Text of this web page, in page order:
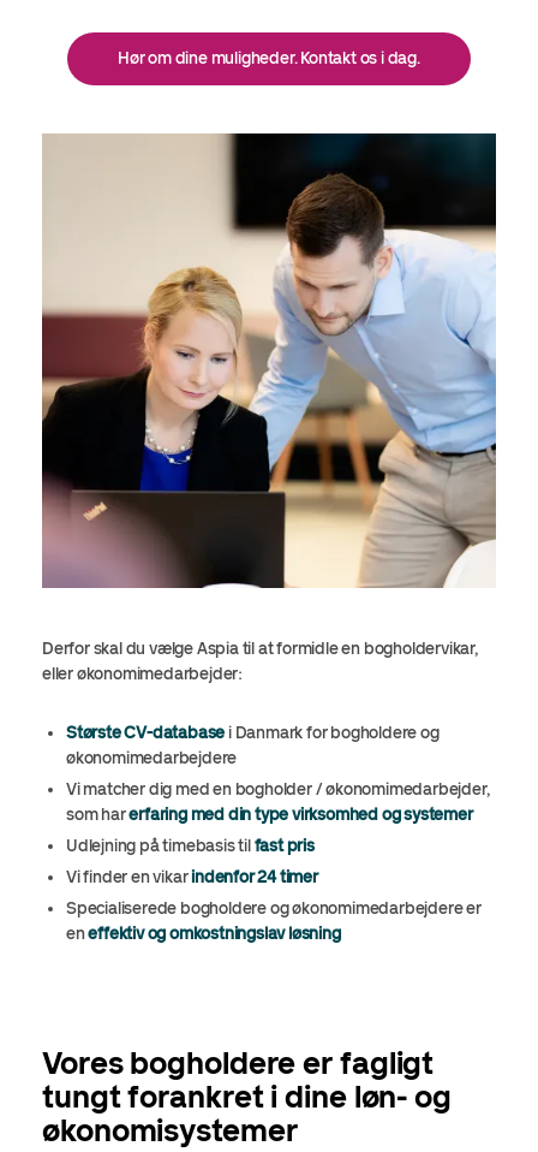
Hør om dine muligheder. Kontakt os i dag.
Derfor skal du vælge Aspia til at formidle en bogholdervikar,
eller økonomimedarbejder:
Største CV-databasei Danmark for bogholdere og
økonomimedarbejdere
Vi matcher dig med en bogholder / økonomimedarbejder,
som harerfaring med din type virksomhed og systemer
Udlejning på timebasis tilfast pris
Vi finder en vikarindenfor 24 timer
Specialiserede bogholdere og økonomimedarbejdere er
eneffektiv og omkostningslav løsning
Vores bogholdere er fagligt
tungt forankret i dine løn- og
økonomisystemer